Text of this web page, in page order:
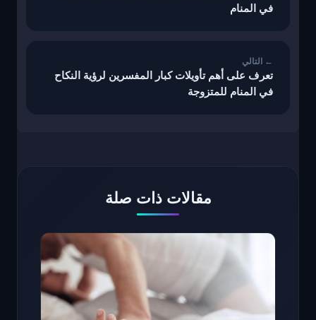
في المنام
تعرف على أهم تأويلات كبار المفسرين لرؤية النكاح
في المنام للمتزوجة
مقالات ذات صلة